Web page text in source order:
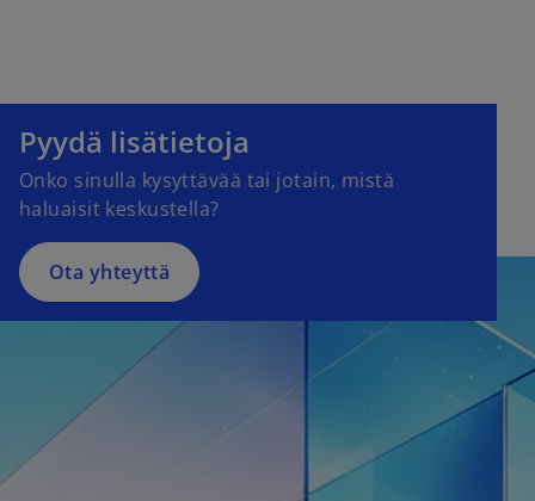
Pyydä lisätietoja
Onko sinulla kysyttävää tai jotain, mistä
haluaisit keskustella?
Ota yhteyttä